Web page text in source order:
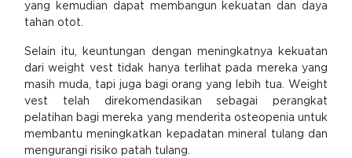
yang kemudian dapat membangun kekuatan dan daya
tahan otot.
Selain itu, keuntungan dengan meningkatnya kekuatan
dari weight vest tidak hanya terlihat pada mereka yang
masih muda, tapi juga bagi orang yang lebih tua. Weight
vest telah direkomendasikan sebagai perangkat
pelatihan bagi mereka yang menderita osteopenia untuk
membantu meningkatkan kepadatan mineral tulang dan
mengurangi risiko patah tulang.